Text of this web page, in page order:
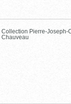
Collection Pierre-Joseph-
Chauveau